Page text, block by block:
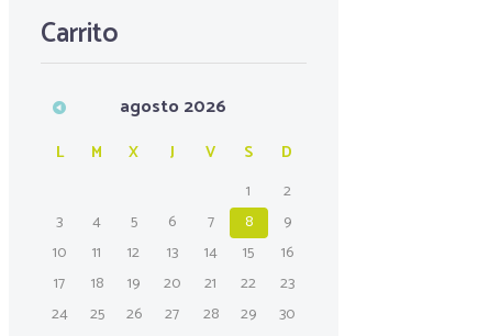
Carrito
agosto 2026
L M X J V S
D
1
2
3
4 5 6 7 8
9
10
11 12 13 14 15
16
17
18 19 20 21 22
23
24
25 26 27 28 29
30